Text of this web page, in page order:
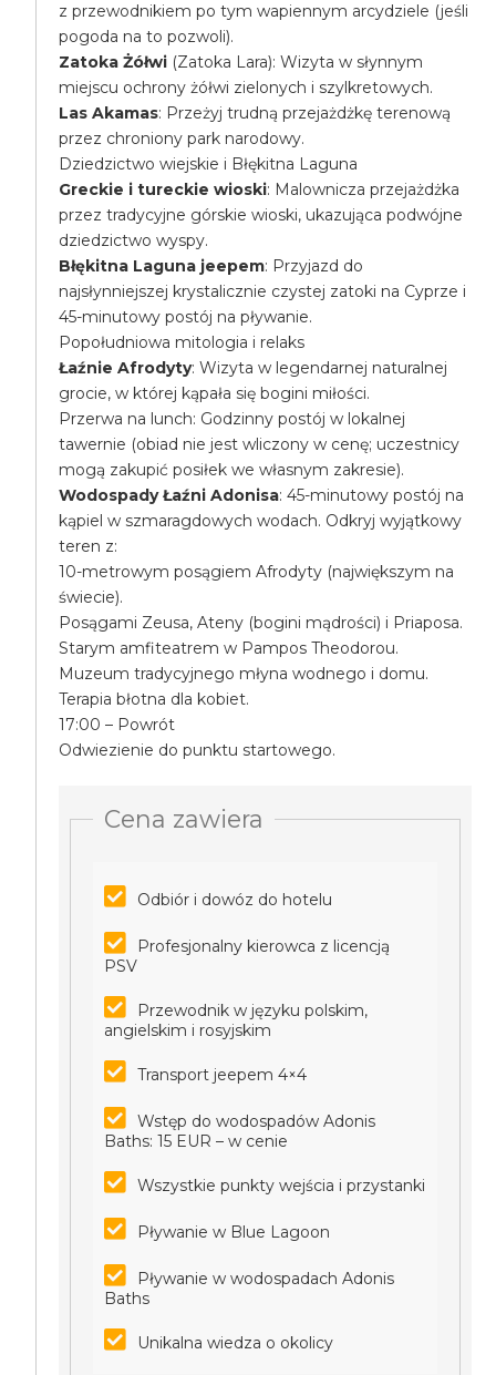
z przewodnikiem po tym wapiennym arcydziele (jeśli
pogoda na to pozwoli).
Zatoka Żółwi (Zatoka Lara): Wizyta w słynnym
miejscu ochrony żółwi zielonych i szylkretowych.
Las Akamas: Przeżyj trudną przejażdżkę terenową
przez chroniony park narodowy.
Dziedzictwo wiejskie i Błękitna Laguna
Greckie i tureckie wioski: Malownicza przejażdżka
przez tradycyjne górskie wioski, ukazująca podwójne
dziedzictwo wyspy.
Błękitna Laguna jeepem: Przyjazd do
najsłynniejszej krystalicznie czystej zatoki na Cyprze i
45-minutowy postój na pływanie.
Popołudniowa mitologia i relaks
Łaźnie Afrodyty: Wizyta w legendarnej naturalnej
grocie, w której kąpała się bogini miłości.
Przerwa na lunch: Godzinny postój w lokalnej
tawernie (obiad nie jest wliczony w cenę; uczestnicy
mogą zakupić posiłek we własnym zakresie).
Wodospady Łaźni Adonisa: 45-minutowy postój na
kąpiel w szmaragdowych wodach. Odkryj wyjątkowy
teren z:
10-metrowym posągiem Afrodyty (największym na
świecie).
Posągami Zeusa, Ateny (bogini mądrości) i Priaposa.
Starym amfiteatrem w Pampos Theodorou.
Muzeum tradycyjnego młyna wodnego i domu.
Terapia błotna dla kobiet.
17:00 – Powrót
Odwiezienie do punktu startowego.
Cena zawiera
Odbiór i dowóz do hotelu
Profesjonalny kierowca z licencją
PSV
Przewodnik w języku polskim,
angielskim i rosyjskim
Transport jeepem 4×4
Wstęp do wodospadów Adonis
Baths: 15 EUR – w cenie
Wszystkie punkty wejścia i przystanki
Pływanie w Blue Lagoon
Pływanie w wodospadach Adonis
Baths
Unikalna wiedza o okolicy